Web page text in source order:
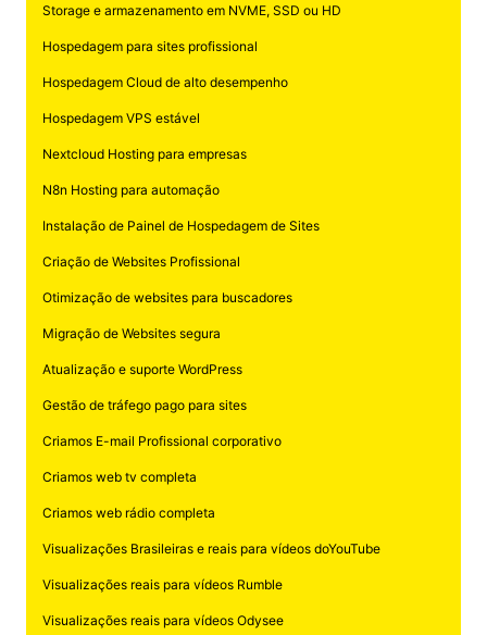
Storage e armazenamento em NVME, SSD ou HD
Hospedagem para sites profissional
Hospedagem Cloud de alto desempenho
Hospedagem VPS estável
Nextcloud Hosting para empresas
N8n Hosting para automação
Instalação de Painel de Hospedagem de Sites
Criação de Websites Profissional
Otimização de websites para buscadores
Migração de Websites segura
Atualização e suporte WordPress
Gestão de tráfego pago para sites
Criamos E-mail Profissional corporativo
Criamos web tv completa
Criamos web rádio completa
Visualizações Brasileiras e reais para vídeos doYouTube
Visualizações reais para vídeos Rumble
Visualizações reais para vídeos Odysee